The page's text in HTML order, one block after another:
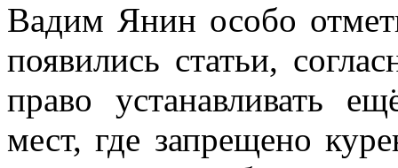
Вадим Янин особо
появились статьи,
право устанавливать
мест, где запрещено